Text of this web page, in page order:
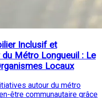
Inclusif et
Métro Longueuil : Le
Locaux
autour du métro
être communautaire grâce